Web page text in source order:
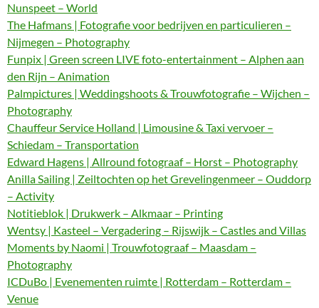
Nunspeet – World
The Hafmans | Fotografie voor bedrijven en particulieren –
Nijmegen – Photography
Funpix | Green screen LIVE foto-entertainment – Alphen aan
den Rijn – Animation
Palmpictures | Weddingshoots & Trouwfotografie – Wijchen –
Photography
Chauffeur Service Holland | Limousine & Taxi vervoer –
Schiedam – Transportation
Edward Hagens | Allround fotograaf – Horst – Photography
Anilla Sailing | Zeiltochten op het Grevelingenmeer – Ouddorp
– Activity
Notitieblok | Drukwerk – Alkmaar – Printing
Wentsy | Kasteel – Vergadering – Rijswijk – Castles and Villas
Moments by Naomi | Trouwfotograaf – Maasdam –
Photography
ICDuBo | Evenementen ruimte | Rotterdam – Rotterdam –
Venue